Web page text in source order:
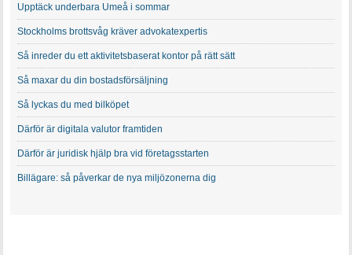
Upptäck underbara Umeå i sommar
Stockholms brottsvåg kräver advokatexpertis
Så inreder du ett aktivitetsbaserat kontor på rätt sätt
Så maxar du din bostadsförsäljning
Så lyckas du med bilköpet
Därför är digitala valutor framtiden
Därför är juridisk hjälp bra vid företagsstarten
Billägare: så påverkar de nya miljözonerna dig